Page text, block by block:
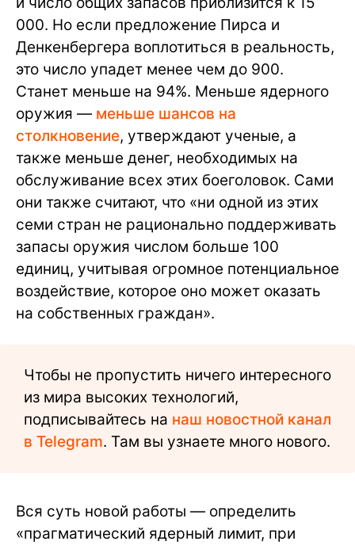
000. Но если предложение Пирса и
Денкенбергера воплотиться в реальность,
это число упадет менее чем до 900.
Станет меньше на 94%. Меньше ядерного
оружия — меньше шансов на
столкновение, утверждают ученые, а
также меньше денег, необходимых на
обслуживание всех этих боеголовок. Сами
они также считают, что «ни одной из этих
семи стран не рационально поддерживать
запасы оружия числом больше 100
единиц, учитывая огромное потенциальное
воздействие, которое оно может оказать
на собственных граждан».
Чтобы не пропустить ничего интересного
из мира высоких технологий,
подписывайтесь на наш новостной канал
в Telegram. Там вы узнаете много нового.
Вся суть новой работы — определить
«прагматический ядерный лимит, при